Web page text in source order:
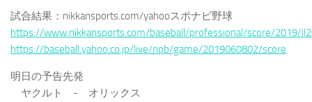
試合結果：nikkansports.com/yahooスポナビ野球
https://www.nikkansports.com/baseball/professional/score/2019/
https://baseball.yahoo.co.jp/live/npb/game/2019060802/score
明日の予告先発
ヤクルト - オリックス